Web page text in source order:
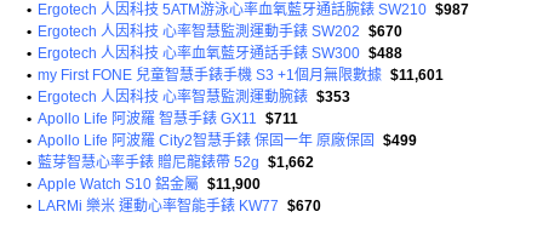
• Ergotech 人因科技 5ATM游泳心率血氧藍牙通話腕錶 SW210 $987
• Ergotech 人因科技 心率智慧監測運動手錶 SW202 $670
• Ergotech 人因科技 心率血氧藍牙通話手錶 SW300 $488
• my First FONE 兒童智慧手錶手機 S3 +1個月無限數據 $11,601
• Ergotech 人因科技 心率智慧監測運動腕錶 $353
• Apollo Life 阿波羅 智慧手錶 GX11 $711
• Apollo Life 阿波羅 City2智慧手錶 保固一年 原廠保固
$499
• 藍芽智慧心率手錶 贈尼龍錶帶 52g $1,662
• Apple Watch S10 鋁金屬 $11,900
• LARMi 樂米 運動心率智能手錶 KW77 $670